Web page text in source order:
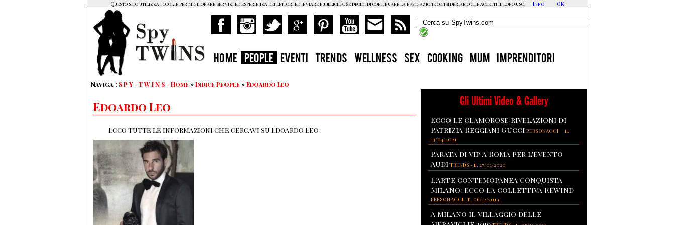
HOME PEOPLE EVENTI TRENDS WELLNESS SEX COOKING MUM IMPRENDITORI
Naviga : S P Y - T W I N S - Home »Indice People »Edoardo Leo
Edoardo Leo
Ecco tutte le informazioni che cercavi su Edoardo Leo .
Gli Ultimi Video & Gallery
Ecco le clamorose rivelazioni di
Patrizia Reggiani Gucci PERSONAGGI
il
13/04/2021
Parata di vip a Roma per l'evento
AudiTRENDS -il 27/01/2020
L'arte contemopanea conquista
Milano: ecco la collettiva Rewind
PERSONAGGI-il 06/12/2019
A Milano il villaggio delle
Questo sito utilizza i cookie per migliorare servizi ed esperienza dei lettori ed inviare pubblicità. Se decidi di continuare la navigazione consideriamo che accetti il loro uso. +Info OK